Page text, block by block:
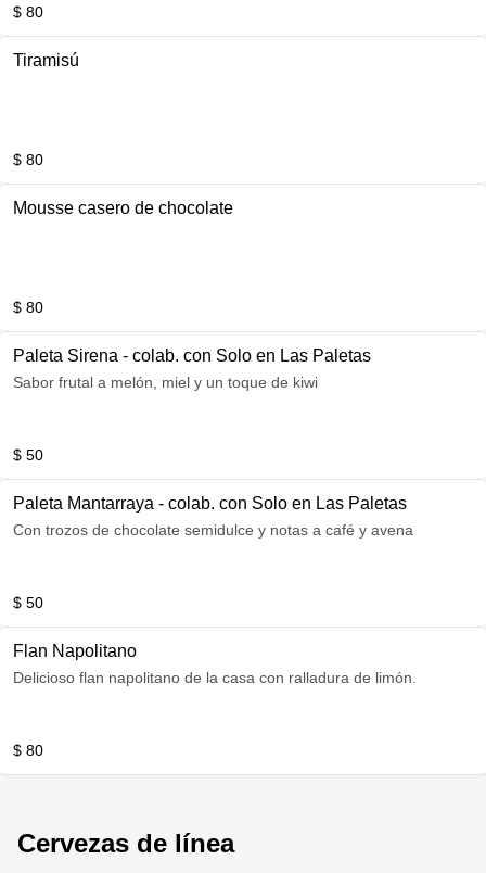
$ 80
Tiramisú
$ 80
Mousse casero de chocolate
$ 80
Paleta Sirena - colab. con Solo en Las Paletas
Sabor frutal a melón, miel y un toque de kiwi
$ 50
Paleta Mantarraya - colab. con Solo en Las Paletas
Con trozos de chocolate semidulce y notas a café y avena
$ 50
Flan Napolitano
Delicioso flan napolitano de la casa con ralladura de limón.
$ 80
Cervezas de línea